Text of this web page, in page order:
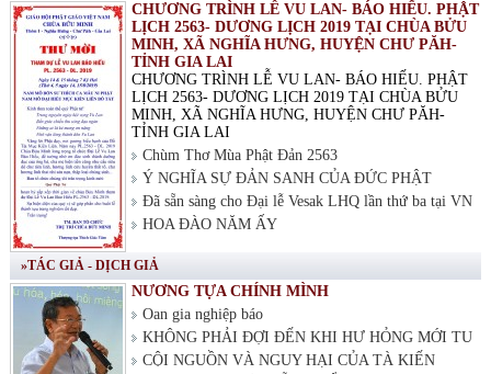
CHƯƠNG TRÌNH LỄ VU LAN- BÁO HIẾU. PHẬT
LỊCH 2563- DƯƠNG LỊCH 2019 TẠI CHÙA BỬU
MINH, XÃ NGHĨA HƯNG, HUYỆN CHƯ PĂH-
TỈNH GIA LAI
CHƯƠNG TRÌNH LỄ VU LAN- BÁO HIẾU. PHẬT
LỊCH 2563- DƯƠNG LỊCH 2019 TẠI CHÙA BỬU
MINH, XÃ NGHĨA HƯNG, HUYỆN CHƯ PĂH-
TỈNH GIA LAI
Chùm Thơ Mùa Phật Đản 2563
Ý NGHĨA SỰ ĐẢN SANH CỦA ĐỨC PHẬT
Đã sẵn sàng cho Đại lễ Vesak LHQ lần thứ ba tại VN
HOA ĐÀO NĂM ẤY
»TÁC GIẢ - DỊCH GIẢ
NƯƠNG TỰA CHÍNH MÌNH
Oan gia nghiệp báo
KHÔNG PHẢI ĐỢI ĐẾN KHI HƯ HỎNG MỚI TU
CỘI NGUỒN VÀ NGUY HẠI CỦA TÀ KIẾN